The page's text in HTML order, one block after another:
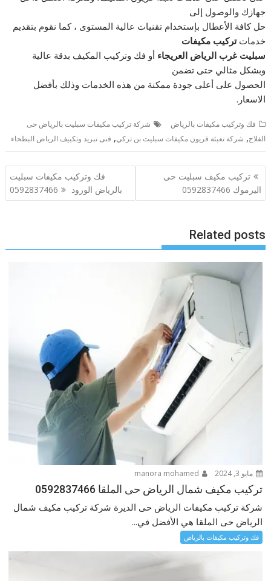
جهازك والوصول إلى
حل كافة الأعطال بإستخدام تقنيات عالية المستوى ، كما نقوم بتقديم
خدماتتركيب مكيفات
سبليت غرب الرياض العريجاء أو فك وتركيب المكيف بدقة عالية
وبشكل مثالي حتى تضمن
الحصول على أعلى جودة ممكنة من هذه الخدمات وذلك بأفضل
الاسعار.
فك وتركيب مكيفات بالرياض
شركة تركيب مكيفات سبليت بالرياض حى
الفلاح, شركة تعبئة فريون مكيفات سبليت بن تركي, فنى تبريد وتكييف الرياض البطحاء
تصفّح
المقالات
تركيب مكيف سبليت حى
اليرموك 0592837466
فك وتركيب مكيفات سبليت
بالرياض الورود 0592837466
Related posts
مايو 3, 2024
تركيب مكيف شمال الرياض حى الملقا 0592837466
شركة تركيب مكيفات الرياض حى الديرة شركة تركيب مكيف شمال
الرياض حى الملقا هي الأفضل في...
فك وتركيب مكيفات بالرياض